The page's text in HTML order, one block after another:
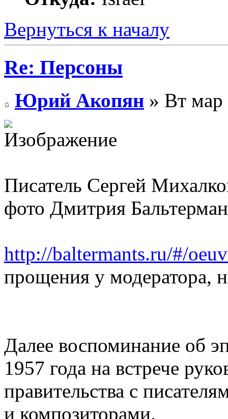
Вернуться к началу
Re: Персоны
Юрий Акопян » Вт мар
Писатель Сергей
фото Дмитрия
http://baltermants.ru/#/
прощения у модератора,
Далее воспоминание об
1957 года на встрече
правительства с
и композиторами.